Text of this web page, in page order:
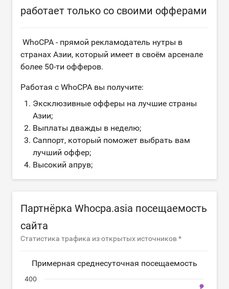
работает только со своими офферами
WhoCPA - прямой рекламодатель нутры в
странах Азии, который имеет в своём арсенале
более 50-ти офферов.
Работая с WhoCPA вы получите:
Эксклюзивные офферы на лучшие страны
Азии;
Выплаты дважды в неделю;
Саппорт, который поможет выбрать вам
лучший оффер;
Высокий апрув;
Партнёрка Whocpa.asia посещаемость
сайта
Статистика трафика из открытых источников *
Примерная среднесуточная посещаемость
400